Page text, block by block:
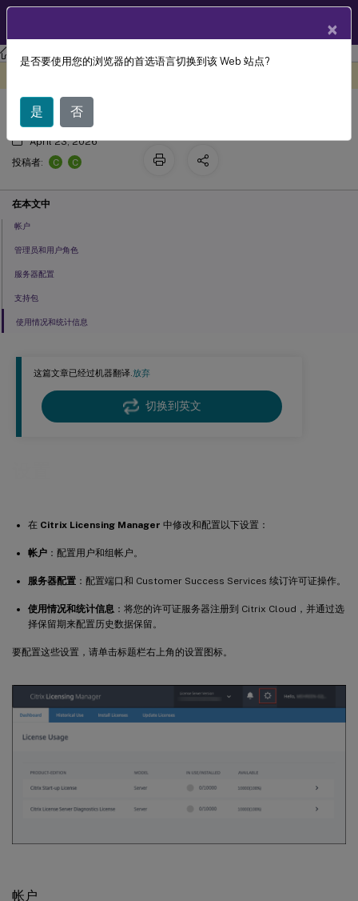
许可 Licensing 11.17.2
这篇文章已经过机器翻译.放弃
切换到英文
在 Citrix Licensing Manager 中修改和配置以下设置：
帐户 ：配置用户和组帐户。
服务器配置 ：配置端口和 Customer Success Services 续订许可证操作。
使用情况和统计信息 ：将您的许可证服务器注册到 Citrix Cloud，并通过选
择保留期来配置历史数据保留。
要配置这些设置，请单击标题栏右上角的设置图标。
帐户
设置
April 23, 2026
投稿者:
C C
在本文中
帐户
管理员和用户角色
服务器配置
支持包
使用情况和统计信息
×
是否要使用您的浏览器的首选语言切换到该 Web 站点?
是 否